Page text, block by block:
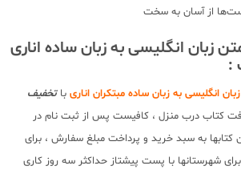
زبان انگلیسی به زبان ساده اناری
:
انگلیسی به زبان ساده مبتکران اناری با تخفیف
کتاب درب منزل ، کافیست پس از ثبت نام در
به سبد خرید و پرداخت مبلغ سفارش ، برای
شهرستانها با پست پیشتاز حداکثر سه روز کاری